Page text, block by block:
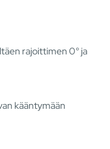
rajoittimen 0° ja
kääntymään